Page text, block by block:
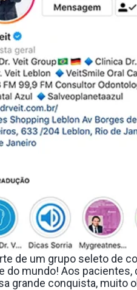
de um grupo seleto de
do mundo! Aos
grande conquista, muito